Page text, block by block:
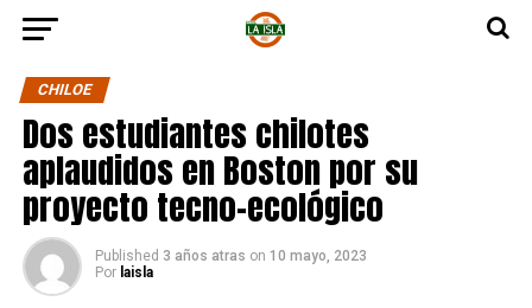
CHILOE
Dos estudiantes chilotes
aplaudidos en Boston por su
proyecto tecno-ecológico
Published 3 años atras on 10 mayo, 2023
Por laisla